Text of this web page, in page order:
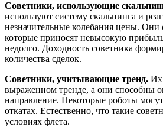
Советники, использующие
используют систему скальпинга и
незначительные колебания цены.
которые приносят невысокую
недолго. Доходность советника
количества сделок.
Советники, учитывающие тренд. Их
выраженном тренде, а они способны
направление. Некоторые роботы
откатах. Естественно, что такие
условиях флета.